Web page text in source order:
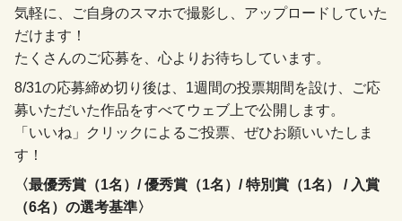
気軽に、ご自身のスマホで撮影し、アップロードしていた
だけます！
たくさんのご応募を、心よりお待ちしています。
8/31の応募締め切り後は、1週間の投票期間を設け、ご応
募いただいた作品をすべてウェブ上で公開します。
「いいね」クリックによるご投票、ぜひお願いいたしま
す！
〈最優秀賞（1名）/ 優秀賞（1名）/ 特別賞（1名） / 入賞
（6名）の選考基準〉